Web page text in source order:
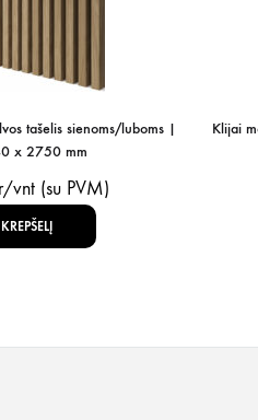
tašelis sienoms/luboms |
x 2750 mm
vnt (su PVM)
Į KREPŠELĮ
Klijai